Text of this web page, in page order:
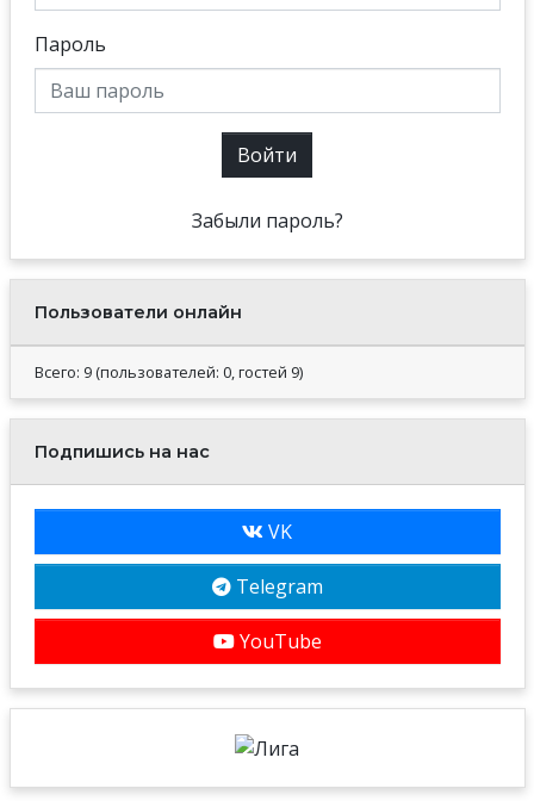
Пароль
Войти
Забыли пароль?
Пользователи онлайн
Всего: 9 (пользователей: 0, гостей 9)
Подпишись на нас
VK
Telegram
YouTube